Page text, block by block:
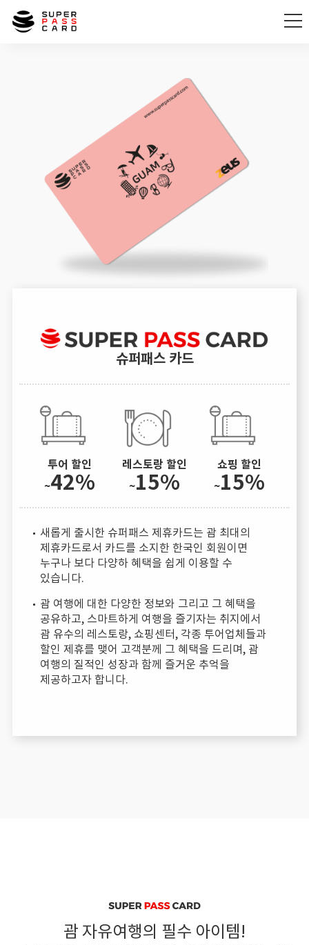
슈퍼패스 카드
투어 할인
~42%
레스토랑 할인
~15%
쇼핑 할인
~15%
새롭게 출시한 슈퍼패스 제휴카드는 괌 최대의
제휴카드로서 카드를 소지한 한국인 회원이면
누구나 보다 다양하 혜택을 쉽게 이용할 수
있습니다.
괌 여행에 대한 다양한 정보와 그리고 그 혜택을
공유하고, 스마트하게 여행을 즐기자는 취지에서
괌 유수의 레스토랑, 쇼핑센터, 각종 투어업체들과
할인 제휴를 맺어 고객분께 그 혜택을 드리며, 괌
여행의 질적인 성장과 함께 즐거운 추억을
제공하고자 합니다.
괌 자유여행의 필수 아이템!